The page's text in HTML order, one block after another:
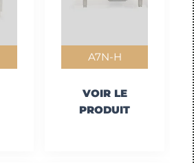
A7N-H
VOIR LE
PRODUIT